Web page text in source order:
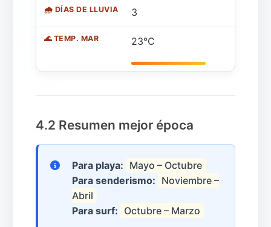
3
23°C
4.2 Resumen mejor época
Para playa: Mayo – Octubre
Para senderismo: Noviembre –
Abril
Para surf: Octubre – Marzo